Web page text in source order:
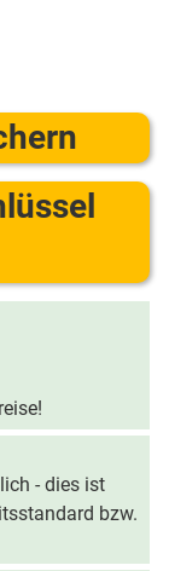
- dies ist
bzw.